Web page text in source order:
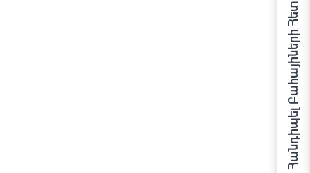
Հանդիպել Բահայիների Հետ